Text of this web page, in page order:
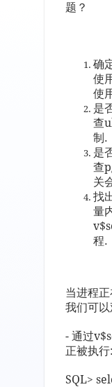
题？
确
使
使
是
查
制.
是
查
关
找
量
程.
当进程
我们可以
- 通过
正被执行:
SQL>